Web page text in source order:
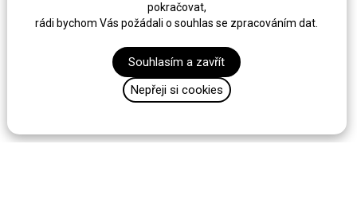
pokračovat,
rádi bychom Vás požádali o souhlas se zpracováním dat.
Souhlasím a zavřít
Nepřeji si cookies